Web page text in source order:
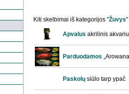
Kiti skelbimai iš kategorijos "Žuvys"
Apvalus akrilinis
Parduodamos
Paskolų siūlo tarp ypač